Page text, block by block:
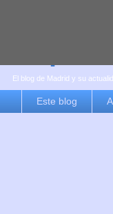
es por
El blog de Madrid y su
Este blog